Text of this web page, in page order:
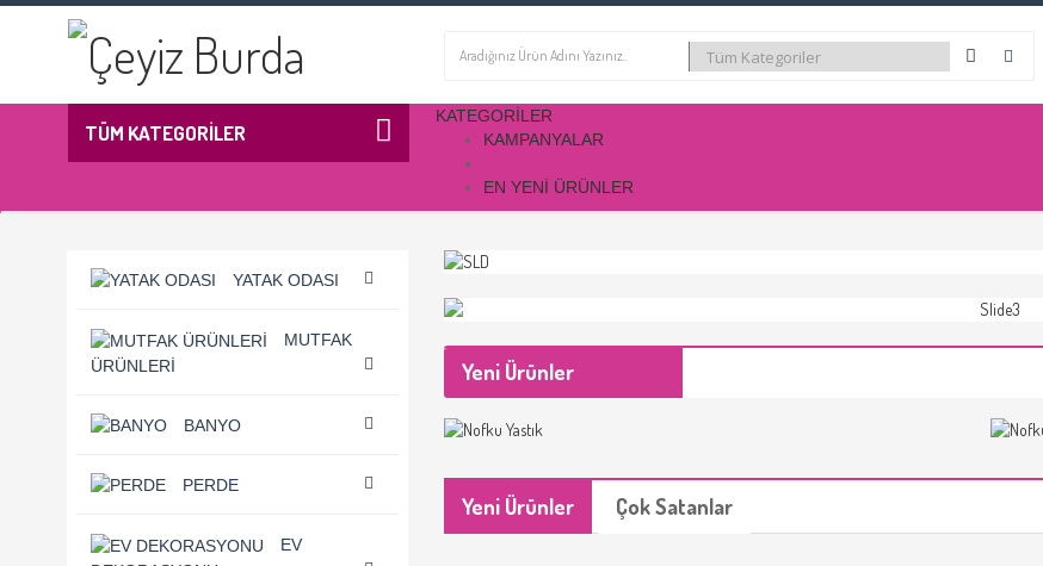
TÜM KATEGORİLER
KATEGORILER
KAMPANYALAR
EN YENI ÜRÜNLER
YATAK ODASI
MUTFAK
ÜRÜNLERI
BANYO
PERDE
EV
Yeni Ürünler
Yeni Ürünler Çok Satanlar